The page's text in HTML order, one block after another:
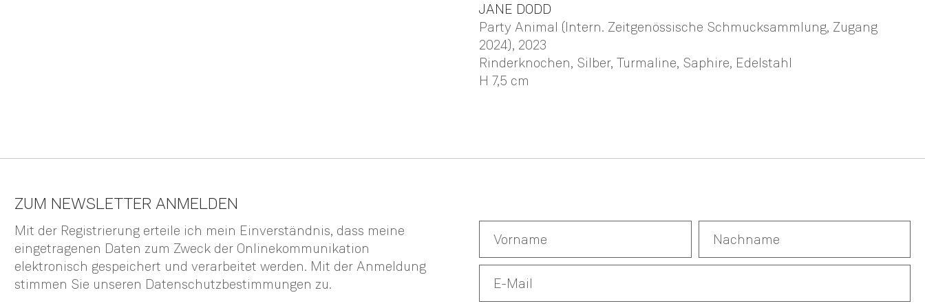
JANE DODD
Party Animal (Intern. Zeitgenössische Schmucksammlung, Zugang
2024), 2023
Rinderknochen, Silber, Turmaline, Saphire, Edelstahl
H 7,5 cm
ZUM NEWSLETTER ANMELDEN
Mit der Registrierung erteile ich mein Einverständnis, dass meine
eingetragenen Daten zum Zweck der Onlinekommunikation
elektronisch gespeichert und verarbeitet werden. Mit der Anmeldung
stimmen Sie unseren Datenschutzbestimmungen zu.